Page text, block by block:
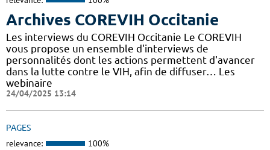
Archives COREVIH Occitanie
Les interviews du COREVIH Occitanie Le COREVIH
vous propose un ensemble d'interviews de
personnalités dont les actions permettent d'avancer
dans la lutte contre le VIH, afin de diffuser… Les
webinaire
24/04/2025 13:14
PAGES
relevance: 100%